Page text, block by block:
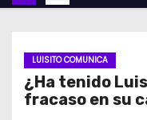
LUISITO COMUNICA
¿Ha tenido
fracaso en su